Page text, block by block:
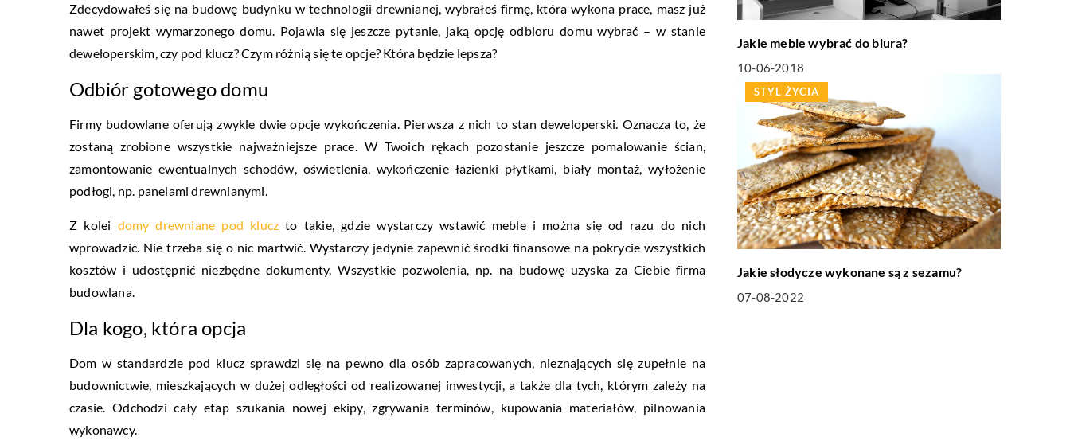
Zdecydowałeś się na budowę budynku w technologii drewnianej, wybrałeś firmę, która wykona prace, masz już
nawet projekt wymarzonego domu. Pojawia się jeszcze pytanie, jaką opcję odbioru domu wybrać – w stanie
deweloperskim, czy pod klucz? Czym różnią się te opcje? Która będzie lepsza?
Odbiór gotowego domu
Firmy budowlane oferują zwykle dwie opcje wykończenia. Pierwsza z nich to stan deweloperski. Oznacza to, że
zostaną zrobione wszystkie najważniejsze prace. W Twoich rękach pozostanie jeszcze pomalowanie ścian,
zamontowanie ewentualnych schodów, oświetlenia, wykończenie łazienki płytkami, biały montaż, wyłożenie
podłogi, np. panelami drewnianymi.
Z kolei domy drewniane pod klucz to takie, gdzie wystarczy wstawić meble i można się od razu do nich
wprowadzić. Nie trzeba się o nic martwić. Wystarczy jedynie zapewnić środki finansowe na pokrycie wszystkich
kosztów i udostępnić niezbędne dokumenty. Wszystkie pozwolenia, np. na budowę uzyska za Ciebie firma
budowlana.
Dla kogo, która opcja
Dom w standardzie pod klucz sprawdzi się na pewno dla osób zapracowanych, nieznających się zupełnie na
budownictwie, mieszkających w dużej odległości od realizowanej inwestycji, a także dla tych, którym zależy na
czasie. Odchodzi cały etap szukania nowej ekipy, zgrywania terminów, kupowania materiałów, pilnowania
wykonawcy.
Jakie meble wybrać do biura?
10-06-2018
STYL ŻYCIA
Jakie słodycze wykonane są z sezamu?
07-08-2022